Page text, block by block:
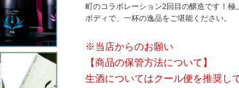
町のコラボレーション2回目の醸造です！
ボディで、一杯の逸品をご堪能ください。
※当店からのお願い
【商品の保管方法について】
生酒についてはクール便を推奨し